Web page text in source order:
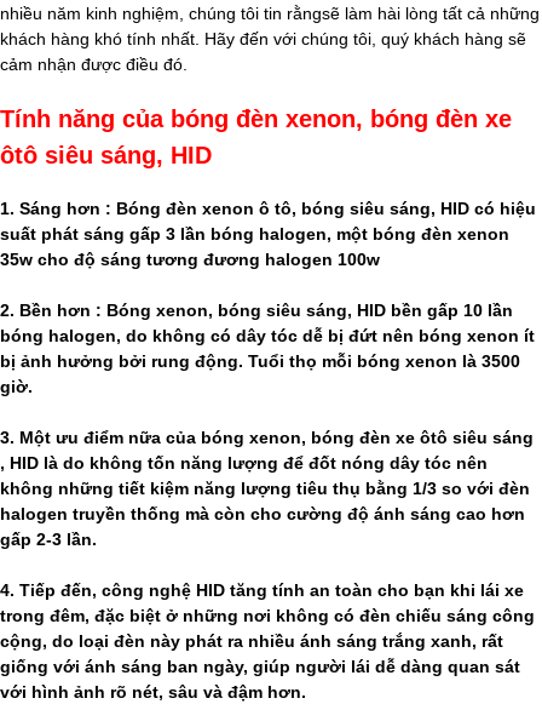
nhiều năm kinh nghiệm, chúng tôi tin rằngsẽ làm hài lòng tất cả những
khách hàng khó tính nhất. Hãy đến với chúng tôi, quý khách hàng sẽ
cảm nhận được điều đó.
Tính năng của bóng đèn xenon, bóng đèn xe
ôtô siêu sáng, HID
1. Sáng hơn : Bóng đèn xenon ô tô, bóng siêu sáng, HID có hiệu
suất phát sáng gấp 3 lần bóng halogen, một bóng đèn xenon
35w cho độ sáng tương đương halogen 100w
2. Bền hơn : Bóng xenon, bóng siêu sáng, HID bền gấp 10 lần
bóng halogen, do không có dây tóc dễ bị đứt nên bóng xenon ít
bị ảnh hưởng bởi rung động. Tuổi thọ mỗi bóng xenon là 3500
giờ.
3. Một ưu điểm nữa của bóng xenon, bóng đèn xe ôtô siêu sáng
, HID là do không tốn năng lượng để đốt nóng dây tóc nên
không những tiết kiệm năng lượng tiêu thụ bằng 1/3 so với đèn
halogen truyền thống mà còn cho cường độ ánh sáng cao hơn
gấp 2-3 lần.
4. Tiếp đến, công nghệ HID tăng tính an toàn cho bạn khi lái xe
trong đêm, đặc biệt ở những nơi không có đèn chiếu sáng công
cộng, do loại đèn này phát ra nhiều ánh sáng trắng xanh, rất
giống với ánh sáng ban ngày, giúp người lái dễ dàng quan sát
với hình ảnh rõ nét, sâu và đậm hơn.